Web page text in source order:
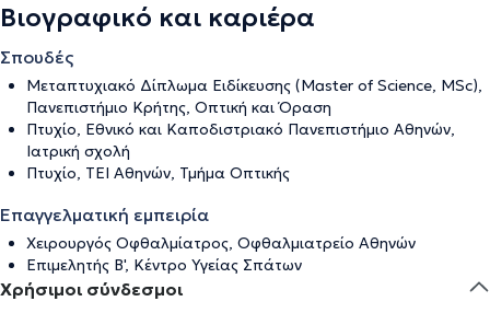
Βιογραφικό και καριέρα
Σπουδές
Μεταπτυχιακό Δίπλωμα Ειδίκευσης (Master of Science, MSc),
Πανεπιστήμιο Κρήτης, Οπτική και Όραση
Πτυχίο, Εθνικό και Καποδιστριακό Πανεπιστήμιο Αθηνών,
Ιατρική σχολή
Πτυχίο, ΤΕΙ Αθηνών, Τμήμα Οπτικής
Επαγγελματική εμπειρία
Χειρουργός Οφθαλμίατρος, Οφθαλμιατρείο Αθηνών
Επιμελητής Β', Κέντρο Υγείας Σπάτων
Χρήσιμοι σύνδεσμοι